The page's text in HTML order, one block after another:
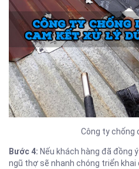
Công ty chống
Bước 4: Nếu khách hàng đã đồng
ngũ thợ sẽ nhanh chóng triển